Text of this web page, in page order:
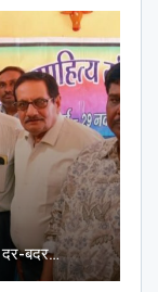
दर-बदर…